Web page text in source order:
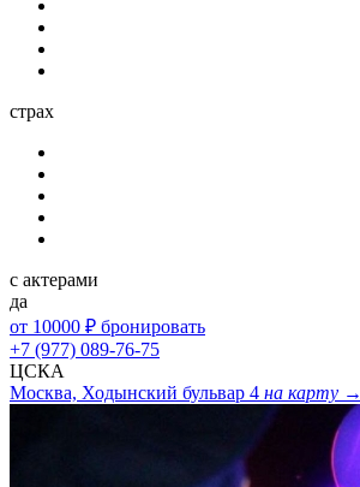
страх
с актерами
да
от 10000 ₽ бронировать
+7 (977) 089-76-75
ЦСКА
Москва, Ходынский бульвар 4 на карту →